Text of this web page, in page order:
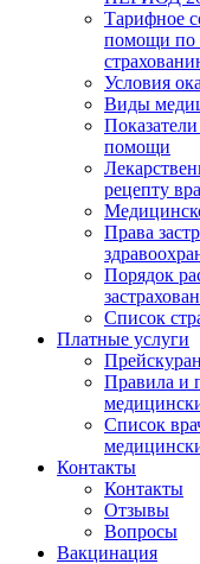
Тарифное
помощи по
Условия
Виды
помощи
рецепту
Права
Порядок
Список
Платные услуги
Правила и
Список
Контакты
Контакты
Отзывы
Вопросы
Вакцинация